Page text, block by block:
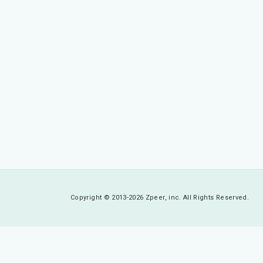
Copyright © 2013-2026 Zpeer, inc. All Rights Reserved.